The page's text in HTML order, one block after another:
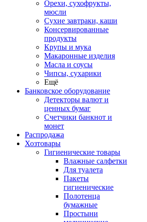
Орехи, сухофрукты,
мюсли
Сухие завтраки, каши
Консервированные
продукты
Крупы и мука
Макаронные изделия
Масла и соусы
Чипсы, сухарики
Ещё
Банковское оборудование
Детекторы валют и
ценных бумаг
Счетчики банкнот и
монет
Распродажа
Хозтовары
Гигиенические товары
Влажные салфетки
Для туалета
Пакеты
гигиенические
Полотенца
бумажные
Простыни